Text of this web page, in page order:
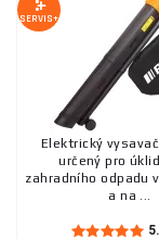
SERVIS+
Elektrický
určený pro
zahradního odpadu
a na ...